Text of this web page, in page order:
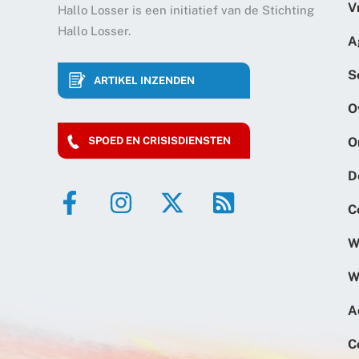
Hallo Losser is een initiatief van de Stichting
Hallo Losser.
ARTIKEL INZENDEN
SPOED EN CRISISDIENSTEN